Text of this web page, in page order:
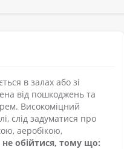
в залах або зі
від пошкоджень та
Високоміцний
слід задуматися про
аеробікою,
обійтися, тому що: